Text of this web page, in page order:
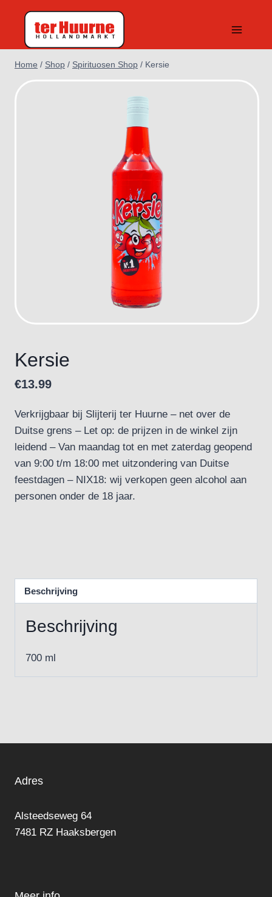
inhoud
Home / Shop / Spirituosen Shop / Kersie
Kersie
€13.99
Verkrijgbaar bij Slijterij ter Huurne – net over de
Duitse grens – Let op: de prijzen in de winkel zijn
leidend – Van maandag tot en met zaterdag geopend
van 9:00 t/m 18:00 met uitzondering van Duitse
feestdagen – NIX18: wij verkopen geen alcohol aan
personen onder de 18 jaar.
Beschrijving
Beschrijving
700 ml
Adres
Alsteedseweg 64
7481 RZ Haaksbergen